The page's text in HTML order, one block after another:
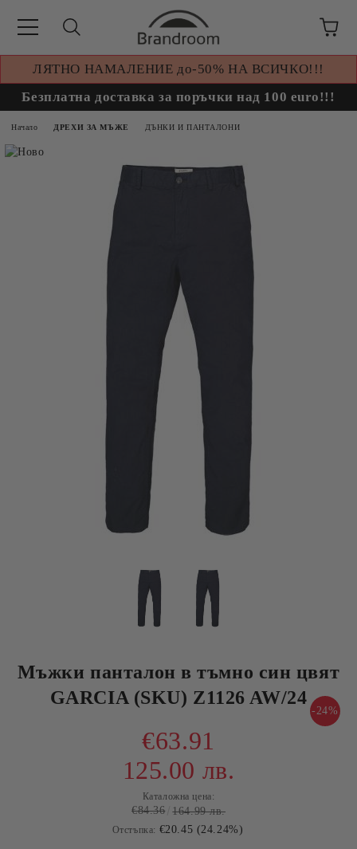
ЛЯТНО НАМАЛЕНИЕ до-50% НА ВСИЧКО!!!
Безплатна доставка за поръчки над 100 euro!!!
Начало ДРЕХИ ЗА МЪЖЕ ДЪНКИ И ПАНТАЛОНИ
Мъжки панталон в тъмно син цвят
GARCIA (SKU) Z1126 AW/24
-24%
€63.91
125.00 лв.
Каталожна цена:
€84.36 164.99 лв.
Отстъпка: €20.45 (24.24%)